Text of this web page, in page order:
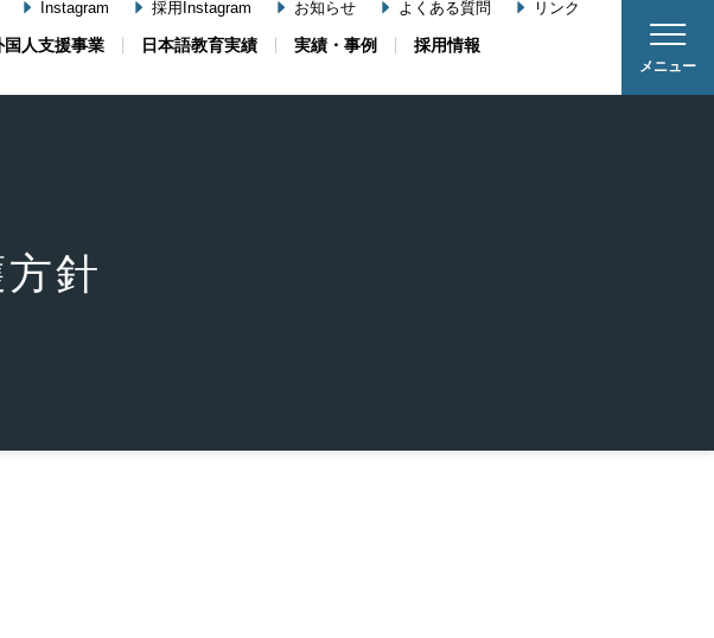
Instagram 採用Instagram お知らせ よくある質問 リンク
国人支援事業 日本語教育実績 実績・事例
採用情報
メニュー
針